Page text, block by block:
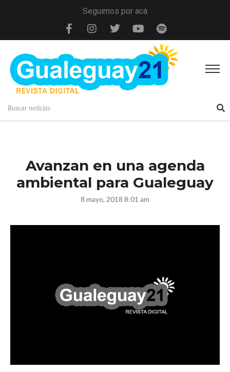
Seguimos por acá
Avanzan en una agenda
ambiental para Gualeguay
8 mayo, 2018 8:01 am